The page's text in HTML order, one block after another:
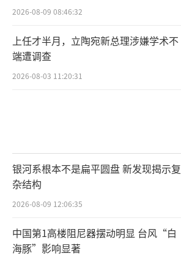
2026-08-09 08:46:32
上任才半月，立陶宛新总理涉嫌学术不
端遭调查
2026-08-03 11:20:31
银河系根本不是扁平圆盘 新发现揭示复
杂结构
2026-08-09 12:06:35
中国第1高楼阻尼器摆动明显 台风“白
海豚”影响显著